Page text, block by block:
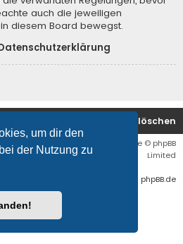
um dir den
der Nutzung zu
auch die jeweiligen
diesem Board bewegst.
Alle Cookies löschen
• Powered by
® Forum Software © phpBB
Limited
phpBB.de